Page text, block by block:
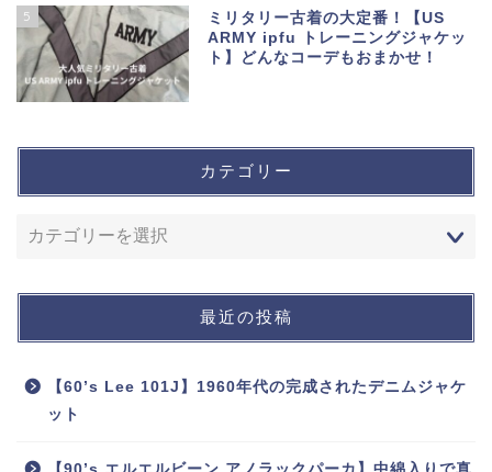
5
ミリタリー古着の大定番！【US
ARMY ipfu トレーニングジャケッ
ト】どんなコーデもおまかせ！
カテゴリー
最近の投稿
【60’s Lee 101J】1960年代の完成されたデニムジャケ
ット